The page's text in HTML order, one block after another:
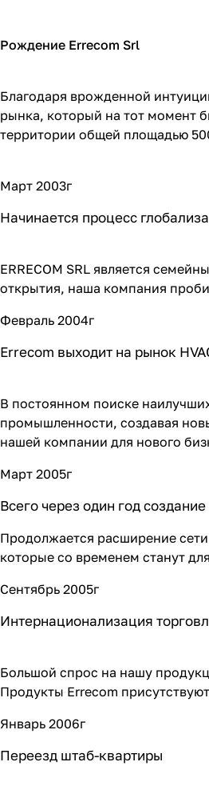
Рождение Errecom Srl
Благодаря врожденной
рынка, который на тот момент
территории общей площадью
Март 2003г
Начинается процесс
ERRECOM SRL является
открытия, наша компания
Февраль 2004г
Errecom выходит на рынок
В постоянном поиске
промышленности, создавая
нашей компании для нового
Март 2005г
Всего через один год
Продолжается расширение
которые со временем станут
Сентябрь 2005г
Интернационализация
Большой спрос на нашу
Продукты Errecom
Январь 2006г
Переезд штаб-квартиры